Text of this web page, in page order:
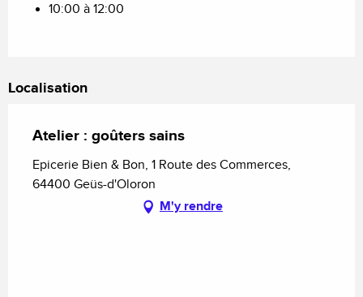
10:00 à 12:00
Localisation
Atelier : goûters sains
Epicerie Bien & Bon, 1 Route des Commerces,
64400 Geüs-d'Oloron
M'y rendre